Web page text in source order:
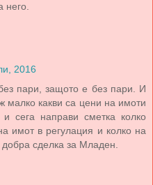
него.
2016
пари, защото е без пари. И
какви са цени на имоти
сега направи сметка колко
имот в регулация и колко на
сделка за Младен.